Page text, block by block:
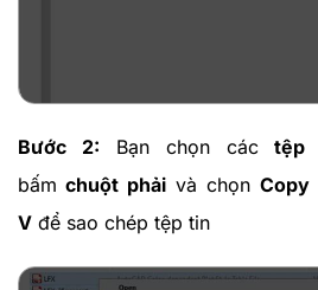
Bước 2: Bạn chọn cáctệp
bấm chuột phải và chọn Copy
V để sao chép tệp tin